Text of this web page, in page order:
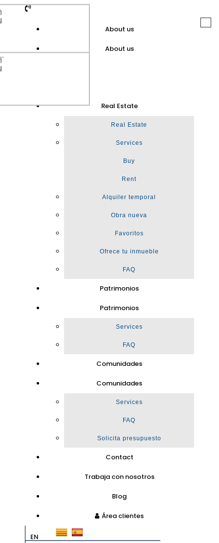
About us
About us
Real Estate
Real Estate
Services
Buy
Rent
Alquiler temporal
Obra nueva
Favoritos
Ofrece tu inmueble
FAQ
Patrimonios
Patrimonios
Services
FAQ
Comunidades
Comunidades
Services
FAQ
Solicita presupuesto
Contact
Trabaja con nosotros
Blog
Área clientes
EN